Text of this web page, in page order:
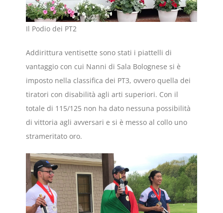
Il Podio dei PT2
Addirittura ventisette sono stati i piattelli di
vantaggio con cui Nanni di Sala Bolognese si è
imposto nella classifica dei PT3, ovvero quella dei
tiratori con disabilità agli arti superiori. Con il
totale di 115/125 non ha dato nessuna possibilità
di vittoria agli avversari e si è messo al collo uno
strameritato oro.